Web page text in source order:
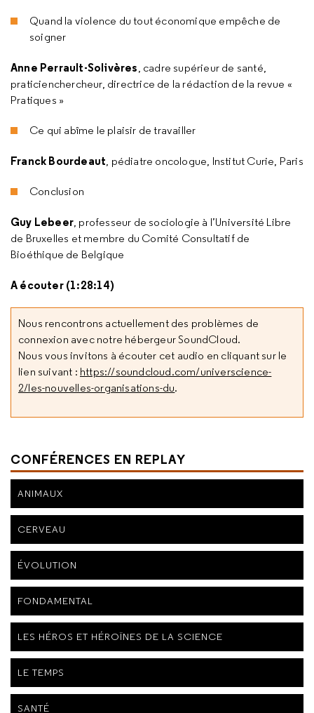
Quand la violence du tout économique empêche de
soigner
Anne Perrault-Solivères, cadre supérieur de santé,
praticienchercheur, directrice de la rédaction de la revue «
Pratiques »
Ce qui abîme le plaisir de travailler
Franck Bourdeaut, pédiatre oncologue, Institut Curie, Paris
Conclusion
Guy Lebeer, professeur de sociologie à l’Université Libre
de Bruxelles et membre du Comité Consultatif de
Bioéthique de Belgique
A écouter (1:28:14)
Nous rencontrons actuellement des problèmes de
connexion avec notre hébergeur SoundCloud.
Nous vous invitons à écouter cet audio en cliquant sur le
lien suivant : https://soundcloud.com/universcience-
2/les-nouvelles-organisations-du.
CONFÉRENCES EN REPLAY
ANIMAUX
CERVEAU
ÉVOLUTION
FONDAMENTAL
LES HÉROS ET HÉROÏNES DE LA SCIENCE
LE TEMPS
SANTÉ